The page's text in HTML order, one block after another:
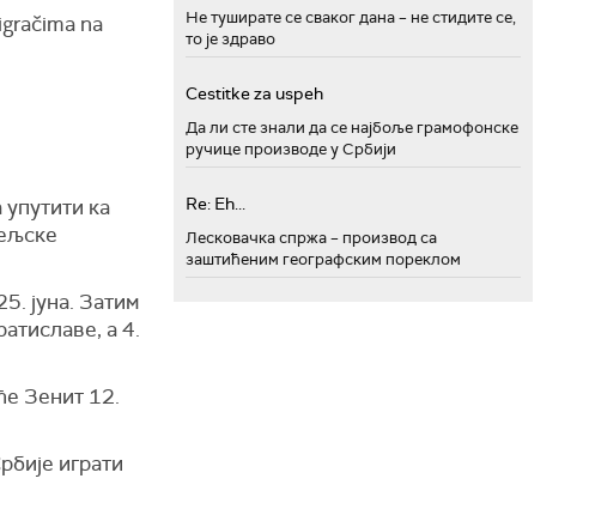
na
ка
јуна. Затим
а 4.
Зенит 12.
играти
Не туширате се сваког дана – не стидите се,
то је здраво
Cestitke za uspeh
Да ли сте знали да се најбоље грамофонске
ручице производе у Србији
Re: Eh...
Лесковачка спржа – производ са
заштићеним географским пореклом